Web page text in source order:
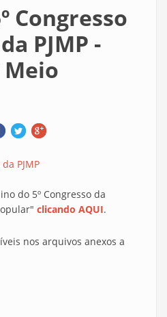
Congresso
PJMP -
Meio
PJMP
do 5º Congresso da
clicando AQUI.
nos arquivos anexos a